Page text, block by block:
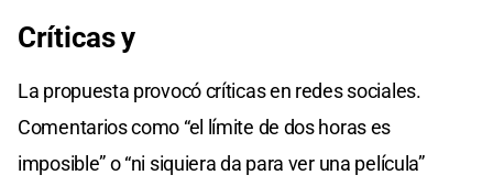
Críticas y
La propuesta provocó críticas en redes sociales.
Comentarios como “el límite de dos horas es
imposible” o “ni siquiera da para ver una película”